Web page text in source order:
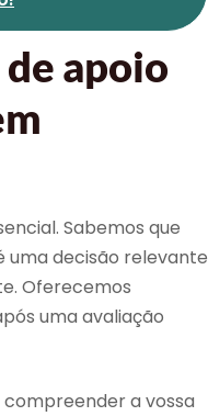
apoio
Sabemos que
uma decisão relevante
Oferecemos
uma avaliação
a vossa